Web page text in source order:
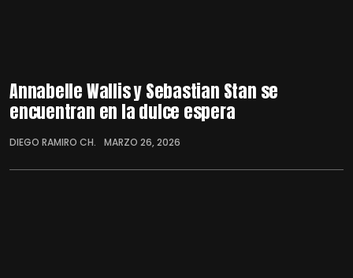
Annabelle Wallis y Sebastian Stan se
encuentran en la dulce espera
DIEGO RAMIRO CH. MARZO 26, 2026